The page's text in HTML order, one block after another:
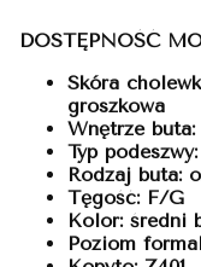
DOSTĘPNOŚĆ
Skóra
groszkowa
Wnętrze
Typ
Rodzaj buta:
Tęgość: F/G
Kolor: średni
Poziom